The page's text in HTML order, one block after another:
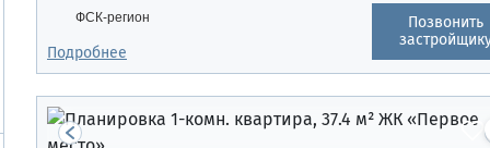
ФСК-регион
Позвонить
Подробнее